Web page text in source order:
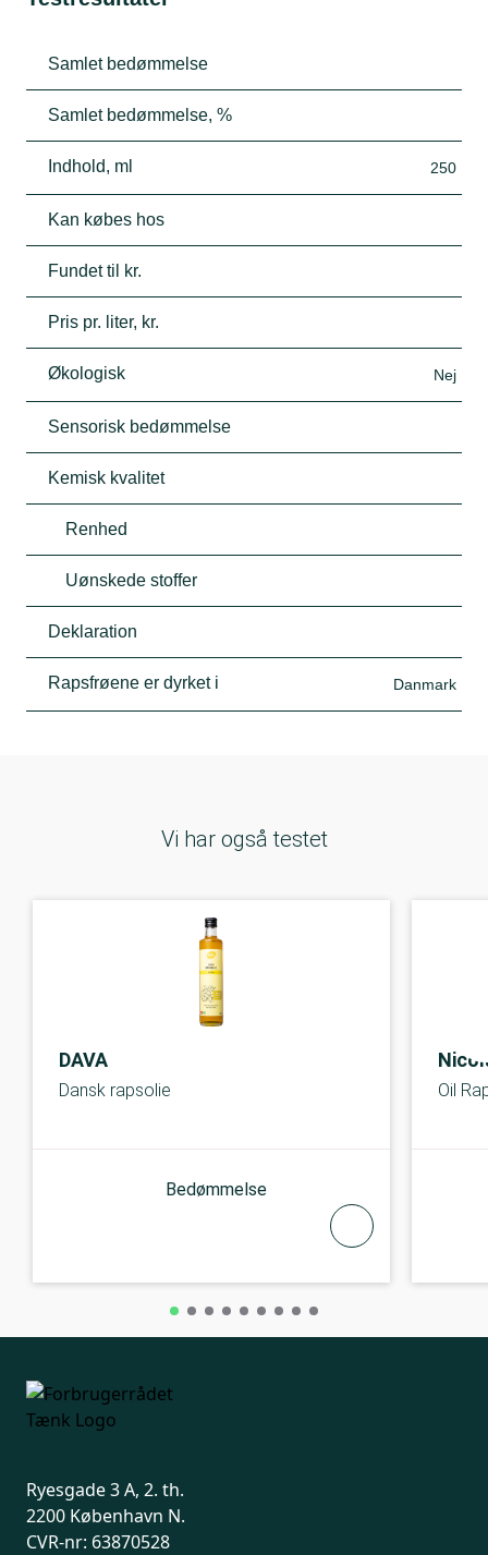
Samlet bedømmelse
Samlet bedømmelse, %
Indhold, ml 250
Kan købes hos
Fundet til kr.
Pris pr. liter, kr.
Økologisk Nej
Sensorisk bedømmelse
Kemisk kvalitet
Renhed
Uønskede stoffer
Deklaration
Rapsfrøene er dyrket i Danmark
Vi har også testet
DAVA
Dansk rapsolie
Bedømmelse
Oil
Ryesgade 3 A, 2. th.
2200 København N.
CVR-nr: 63870528